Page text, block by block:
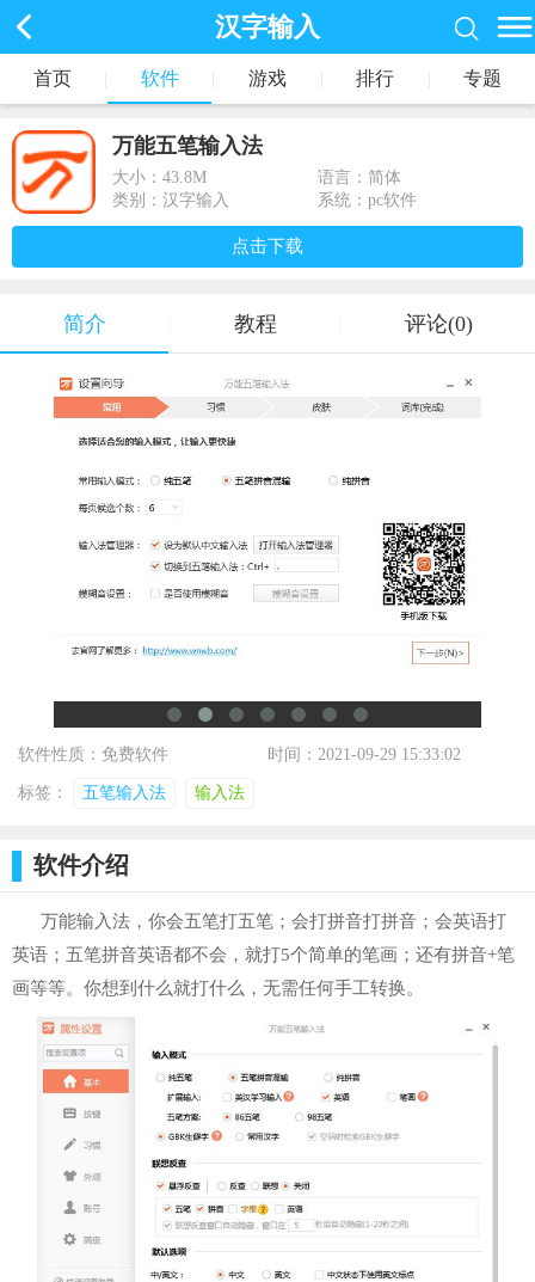
汉字输入
首页 软件 游戏 排行 专题
万能五笔输入法
大小： 43.8M
语言：简体
类别：汉字输入
系统：pc软件
点击下载
简介 教程 评论(0)
软件性质：免费软件 时间：2021-09-29 15:33:02
标签： 五笔输入法 输入法
软件介绍
万能输入法，你会五笔打五笔；会打拼音打拼音；会英语打
英语；五笔拼音英语都不会，就打5个简单的笔画；还有拼音+笔
画等等。你想到什么就打什么，无需任何手工转换。